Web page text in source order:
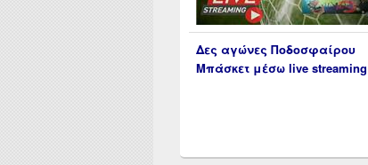
Δες αγώνες Ποδοσφαίρου
Μπάσκετ μέσω live streaming